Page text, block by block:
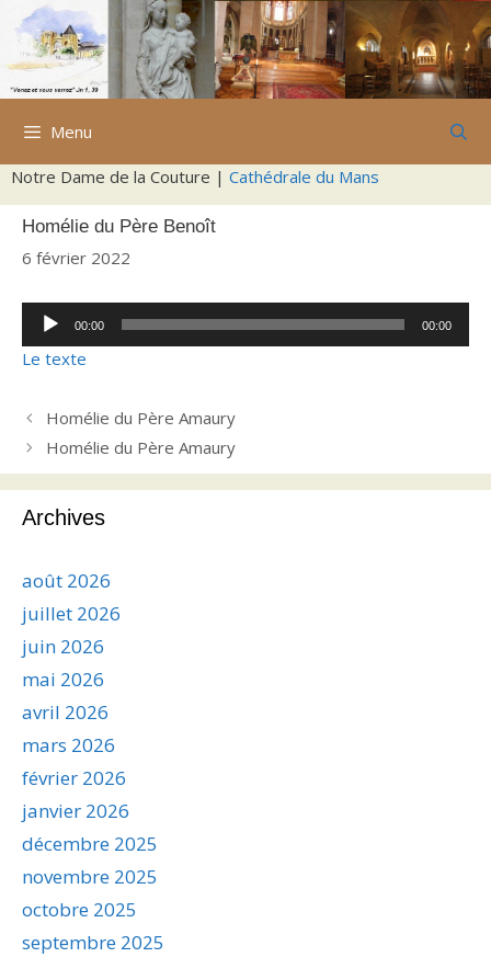
Aller
contenu
Menu
Notre Dame de la Couture | Cathédrale du Mans
Homélie du Père Benoît
6 février 2022
Lecteur
audio
00:00 00:00
Le texte
Homélie du Père Amaury
Homélie du Père Amaury
Archives
août 2026
juillet 2026
juin 2026
mai 2026
avril 2026
mars 2026
février 2026
janvier 2026
décembre 2025
novembre 2025
octobre 2025
septembre 2025